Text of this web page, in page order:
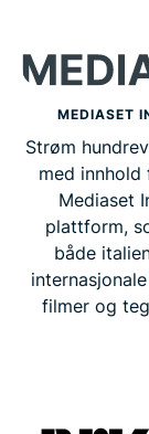
MEDIASET
Strøm
med innhold
Mediaset
plattform,
både
filmer og